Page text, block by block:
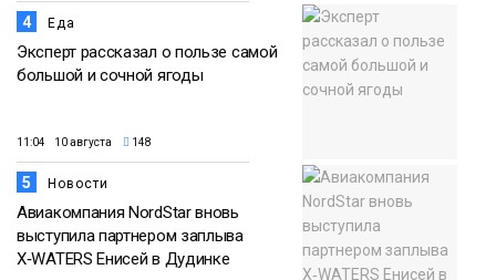
4 Еда
Эксперт рассказал о пользе самой
большой и сочной ягоды
11:04 10 августа 148
5 Новости
Авиакомпания NordStar вновь
выступила партнером заплыва
X‑WATERS Енисей в Дудинке